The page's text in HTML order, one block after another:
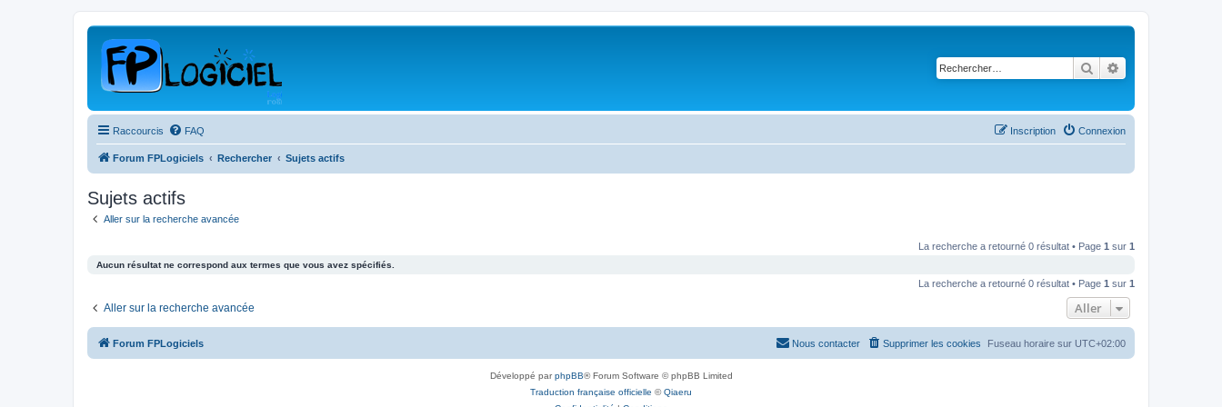
Rechercher
Raccourcis FAQ Connexion
Inscription
Forum FPLogiciels Rechercher Sujets actifs
Sujets actifs
Aller sur la recherche avancée
La recherche a retourné 0 résultat • Page 1 sur 1
Aucun résultat ne correspond aux termes que vous avez spécifiés.
La recherche a retourné 0 résultat • Page 1 sur 1
Aller sur la recherche avancée Aller
Forum FPLogiciels Fuseau horaire sur UTC+02:00
Supprimer les cookies
Nous contacter
Développé parphpBB® Forum Software © phpBB Limited
Traduction française officielle ©Qiaeru